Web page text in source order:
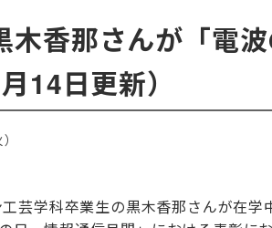
木香那さんが「電
14日更新）
芸学科卒業生の黒木香那さんが在学